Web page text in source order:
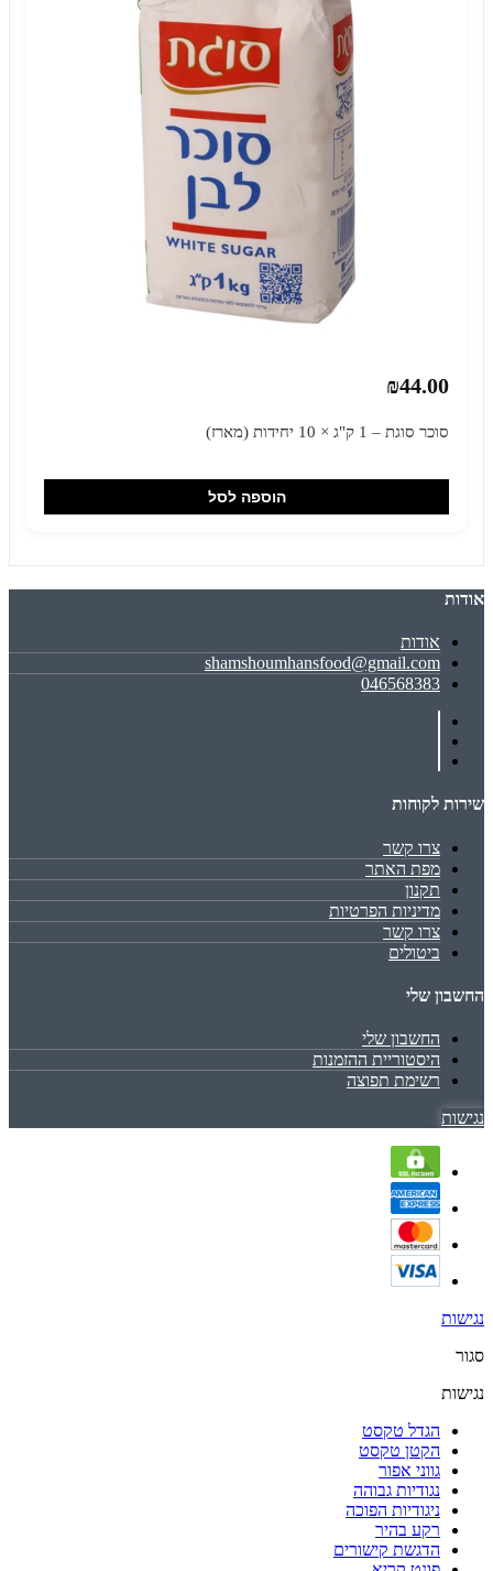
₪44.00
סוכר סוגת – 1 ק"ג × 10 יחידות (מארז)
הוספה לסל
אודות
אודות
shamshoumhansfood@gmail.com
046568383
שירות לקוחות
צרו קשר
מפת האתר
תקנון
מדיניות הפרטיות
צרו קשר
ביטולים
החשבון שלי
החשבון שלי
היסטוריית ההזמנות
רשימת תפוצה
נגישות
נגישות
סגור
נגישות
הגדל טקסט
הקטן טקסט
גווני אפור
נגודיות גבוהה
ניגודיות הפוכה
רקע בהיר
הדגשת קישורים